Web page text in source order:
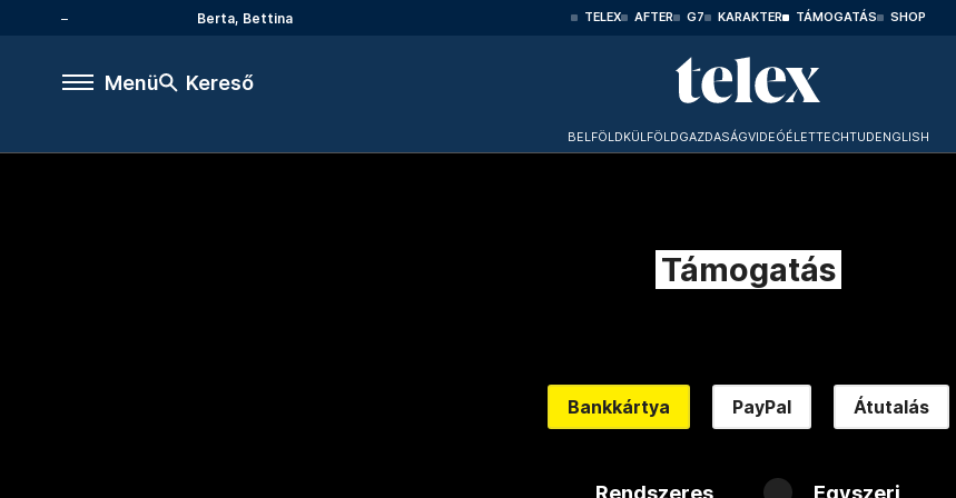
Berta, Bettina TELEX AFTER G7 KARAKTER TÁMOGATÁS SHOP
Menü Kereső
BELFÖLDKÜLFÖLDGAZDASÁGVIDEÓÉLETTECHTUDENGLISH
Támogatás
Bankkártya PayPal Átutalás
Rendszeres Egyszeri